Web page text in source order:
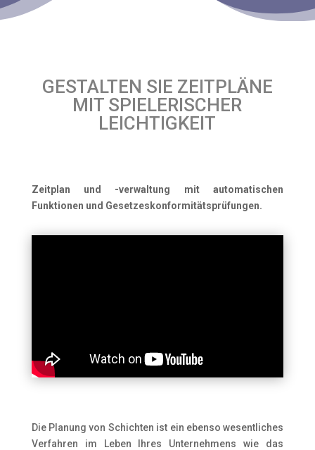
GESTALTEN SIE ZEITPLÄNE
MIT SPIELERISCHER
LEICHTIGKEIT
Zeitplan und -verwaltung mit automatischen
Funktionen und Gesetzeskonformitätsprüfungen.
Die Planung von Schichten ist ein ebenso wesentliches
Verfahren im Leben Ihres Unternehmens wie das